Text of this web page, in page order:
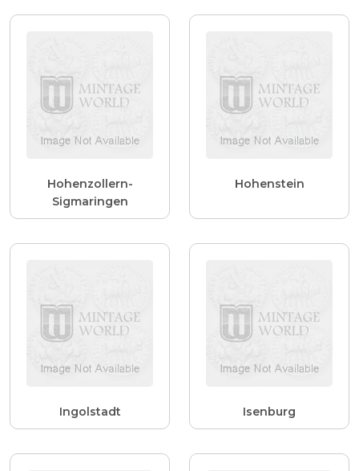
Hohenzollern-
Sigmaringen
Hohenstein
Ingolstadt Isenburg